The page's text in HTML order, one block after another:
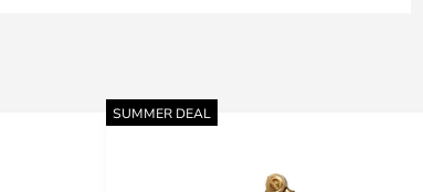
SUMMER DEAL